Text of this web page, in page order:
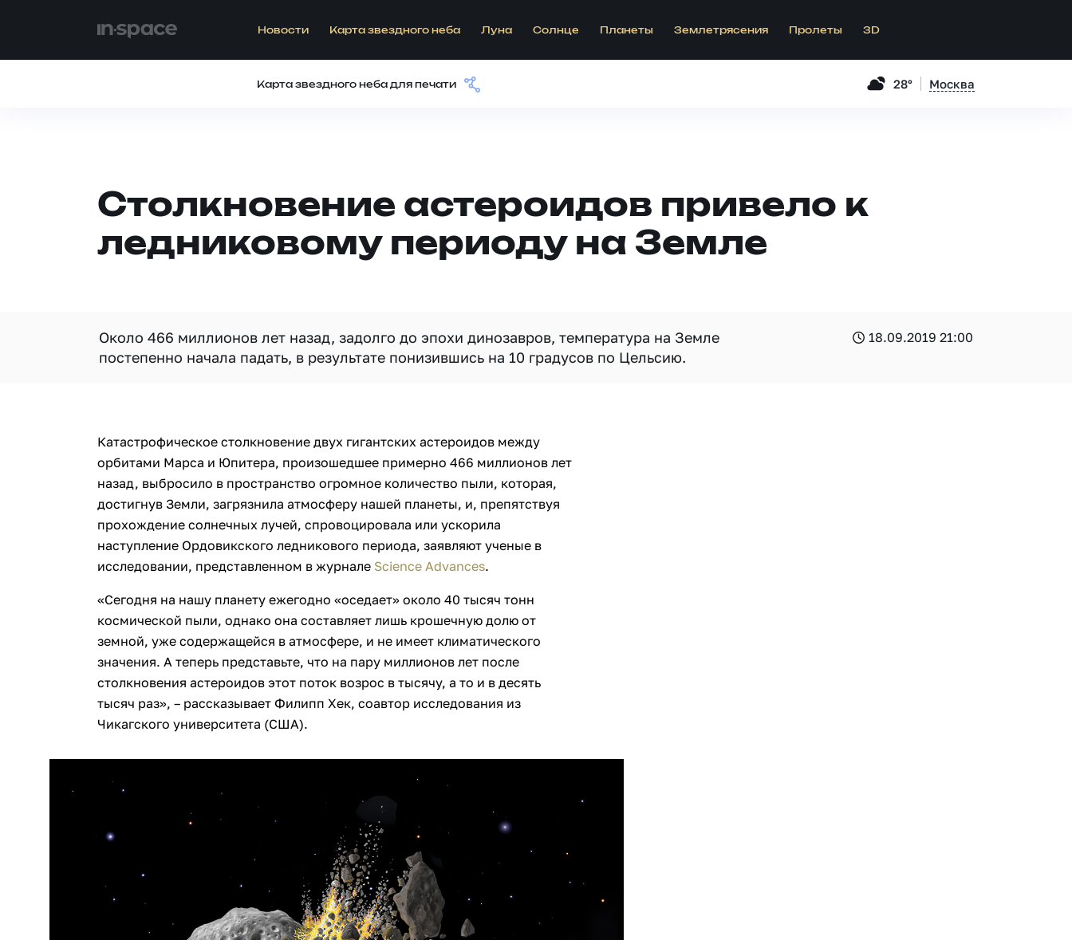
Новости Карта звездного неба Луна Солнце Планеты Землетрясения Пролеты 3D
Карта звездного неба для печати 28° Москва
Столкновение астероидов привело к
ледниковому периоду на Земле
Около 466 миллионов лет назад, задолго до эпохи динозавров, температура на Земле
постепенно начала падать, в результате понизившись на 10 градусов по Цельсию.
18.09.2019 21:00
Катастрофическое столкновение двух гигантских астероидов между
орбитами Марса и Юпитера, произошедшее примерно 466 миллионов лет
назад, выбросило в пространство огромное количество пыли, которая,
достигнув Земли, загрязнила атмосферу нашей планеты, и, препятствуя
прохождение солнечных лучей, спровоцировала или ускорила
наступление Ордовикского ледникового периода, заявляют ученые в
исследовании, представленном в журнале Science Advances.
«Сегодня на нашу планету ежегодно «оседает» около 40 тысяч тонн
космической пыли, однако она составляет лишь крошечную долю от
земной, уже содержащейся в атмосфере, и не имеет климатического
значения. А теперь представьте, что на пару миллионов лет после
столкновения астероидов этот поток возрос в тысячу, а то и в десять
тысяч раз», – рассказывает Филипп Хек, соавтор исследования из
Чикагского университета (США).